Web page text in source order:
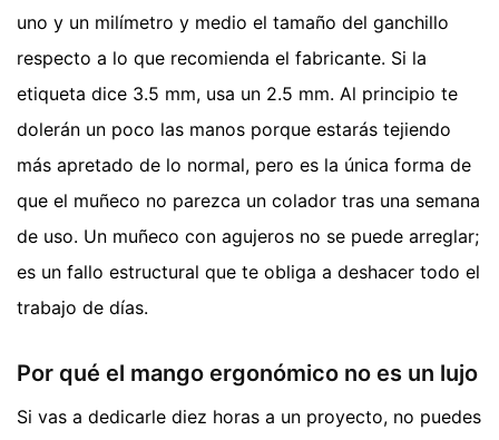
uno y un milímetro y medio el tamaño del ganchillo
respecto a lo que recomienda el fabricante. Si la
etiqueta dice 3.5 mm, usa un 2.5 mm. Al principio te
dolerán un poco las manos porque estarás tejiendo
más apretado de lo normal, pero es la única forma de
que el muñeco no parezca un colador tras una semana
de uso. Un muñeco con agujeros no se puede arreglar;
es un fallo estructural que te obliga a deshacer todo el
trabajo de días.
Por qué el mango ergonómico no es un lujo
Si vas a dedicarle diez horas a un proyecto, no puedes